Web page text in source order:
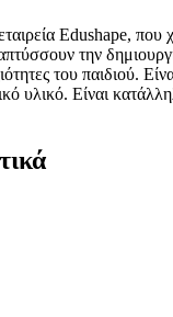
Edushape, που
την
του παιδιού.
υλικό. Είναι